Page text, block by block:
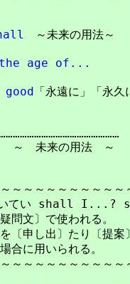
～未来の用法～
the age of...
good 「永遠に」「永久
～～～～～～～～
shall I...?
〕で使われる。
出〕たり〔提案〕
用いられる。
～～～～～～～～